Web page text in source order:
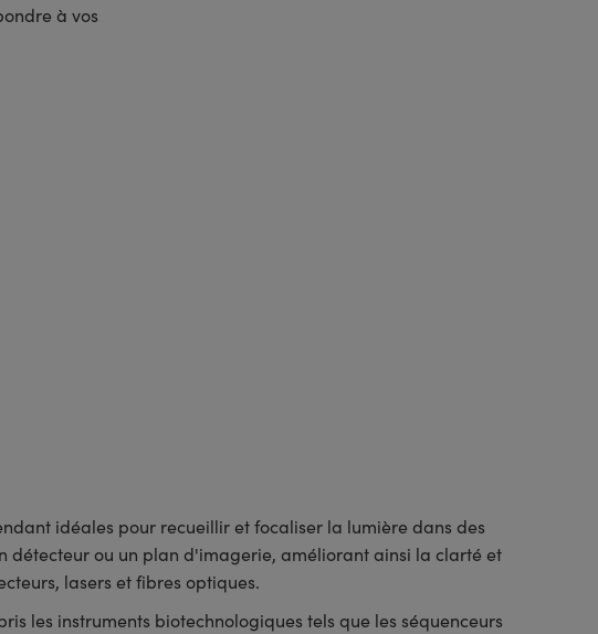
à vos
idéales pour recueillir et focaliser la lumière dans des
détecteur ou un plan d'imagerie, améliorant ainsi la clarté et
lasers et fibres optiques.
les instruments biotechnologiques tels que les séquenceurs